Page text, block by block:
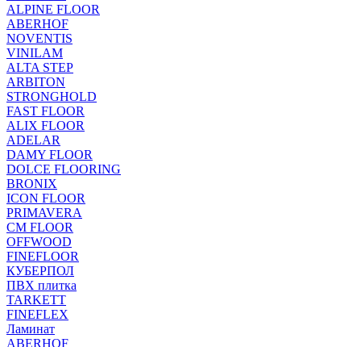
ALPINE FLOOR
ABERHOF
NOVENTIS
VINILAM
ALTA STEP
ARBITON
STRONGHOLD
FAST FLOOR
ALIX FLOOR
ADELAR
DAMY FLOOR
DOLCE FLOORING
BRONIX
ICON FLOOR
PRIMAVERA
CM FLOOR
OFFWOOD
FINEFLOOR
КУБЕРПОЛ
ПВХ плитка
TARKETT
FINEFLEX
Ламинат
ABERHOF